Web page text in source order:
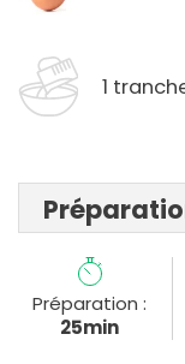
1
Préparation :
25min